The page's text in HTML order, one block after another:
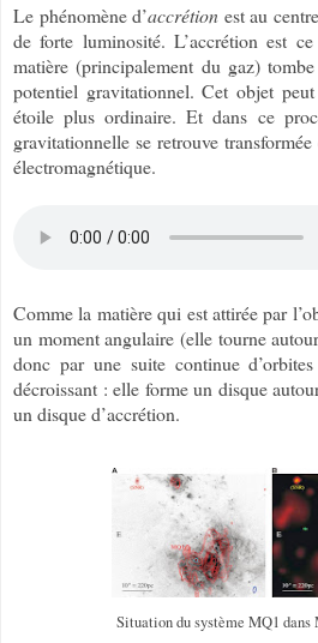
Le phénomène d’accrétion est au
de forte luminosité. L’accrétion est
matière (principalement du gaz)
potentiel gravitationnel. Cet objet
étoile plus ordinaire. Et dans ce
gravitationnelle se retrouve
électromagnétique.
Comme la matière qui est attirée par
un moment angulaire (elle tourne
donc par une suite continue
décroissant : elle forme un disque
un disque d’accrétion.
Situation du système MQ1 dans